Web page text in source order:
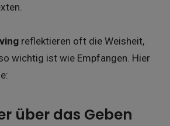
reflektieren oft die Weisheit,
wichtig ist wie Empfangen. Hier
über das Geben